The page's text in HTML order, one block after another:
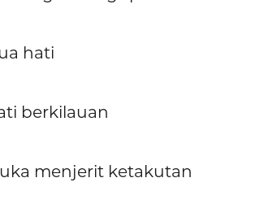
hati
berkilauan
menjerit ketakutan